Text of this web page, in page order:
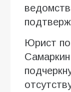
Юрист по